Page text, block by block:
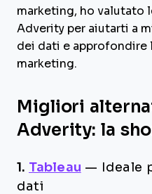
marketing, ho valutato
Adverity per aiutarti a
dei dati e approfondire
marketing.
Migliori
Adverity: la
1. Tableau —
Ideale
dati